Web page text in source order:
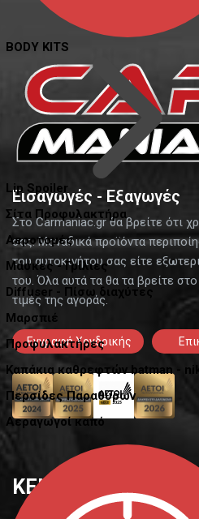
BODY KITS
Lip Spoiler
Σίτα Προφυλακτήρα
Αεροτομές
Μάσκες - Γρίλιες
Diffuser - Πίσω διαχύτες
Μαρσπιέ
Προφυλακτήρες
Καπάκια καθρεφτών batman -
Περσίδες Παραθύρων
Αεραγωγοί καπό
Εισαγωγές - Εξαγωγές
Στο Carmaniac.gr θα βρείτε ότι
σας. Μοναδικά προϊόντα
του αυτοκινήτου σας είτε
του. Όλα αυτά τα θα τα βρείτε
τιμές της αγοράς.
Εγγραφή Χονδρικής
ΚΕΝΤΡΙΚΕΣ